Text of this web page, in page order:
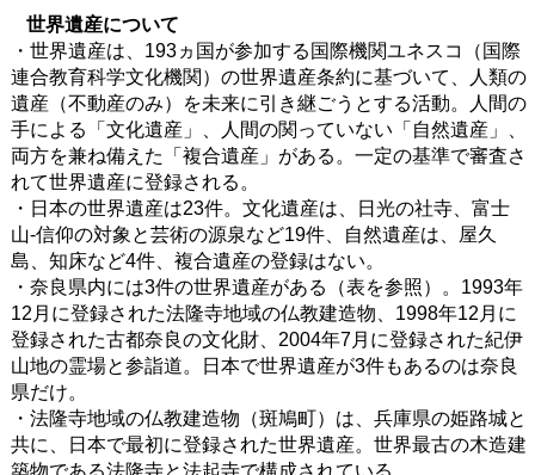
世界遺産について
・世界遺産は、193ヵ国が参加する国際機関ユネスコ（国際
連合教育科学文化機関）の世界遺産条約に基づいて、人類の
遺産（不動産のみ）を未来に引き継ごうとする活動。人間の
手による「文化遺産」、人間の関っていない「自然遺産」、
両方を兼ね備えた「複合遺産」がある。一定の基準で審査さ
れて世界遺産に登録される。
・日本の世界遺産は23件。文化遺産は、日光の社寺、富士
山-信仰の対象と芸術の源泉など19件、自然遺産は、屋久
島、知床など4件、複合遺産の登録はない。
・奈良県内には3件の世界遺産がある（表を参照）。1993年
12月に登録された法隆寺地域の仏教建造物、1998年12月に
登録された古都奈良の文化財、2004年7月に登録された紀伊
山地の霊場と参詣道。日本で世界遺産が3件もあるのは奈良
県だけ。
・法隆寺地域の仏教建造物（斑鳩町）は、兵庫県の姫路城と
共に、日本で最初に登録された世界遺産。世界最古の木造建
築物である法隆寺と法起寺で構成されている。